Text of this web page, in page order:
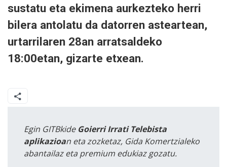
sustatu eta ekimena aurkezteko herri
bilera antolatu da datorren asteartean,
urtarrilaren 28an arratsaldeko
18:00etan, gizarte etxean.
Egin GITBkide Goierri Irrati Telebista
aplikazioan eta zozketaz, Gida Komertzialeko
abantailaz eta premium edukiaz gozatu.